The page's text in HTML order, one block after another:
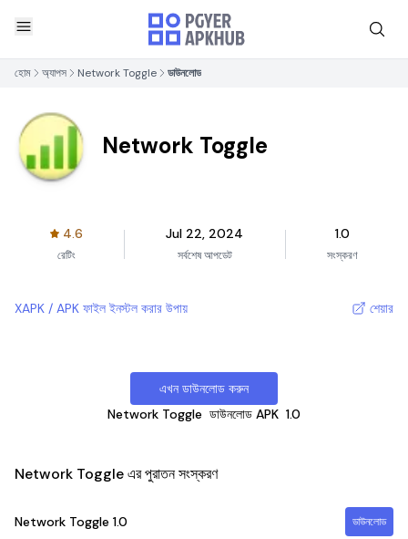
হোম অ্যাপস Network Toggle ডাউনলোড
Network Toggle
4.6
রেটিং
Jul 22, 2024
সর্বশেষ আপডেট
1.0
সংস্করণ
XAPK / APK ফাইল ইনস্টল করার উপায় শেয়ার
এখন ডাউনলোড করুন
Network Toggle ডাউনলোড APK 1.0
Network Toggle এর পুরাতন সংস্করণ
Network Toggle 1.0 ডাউনলোড